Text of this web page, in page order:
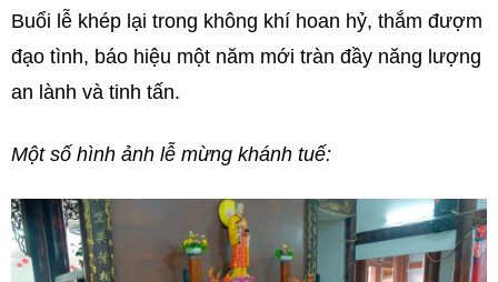
Buổi lễ khép lại trong không khí hoan hỷ, thắm đượm
đạo tình, báo hiệu một năm mới tràn đầy năng lượng
an lành và tinh tấn.
Một số hình ảnh lễ mừng khánh tuế: